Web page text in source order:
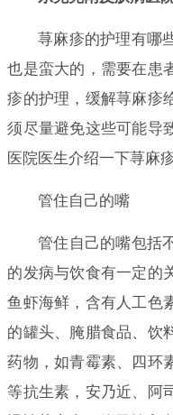
荨麻疹的护理有哪
也是蛮大的，需要在患
疹的护理，缓解荨麻疹
须尽量避免这些可能导
医院医生介绍一下荨麻
管住自己的嘴
管住自己的嘴包括
的发病与饮食有一定的
鱼虾海鲜，含有人工色
的罐头、腌腊食品、饮
药物，如青霉素、四环
等抗生素，安乃近、阿